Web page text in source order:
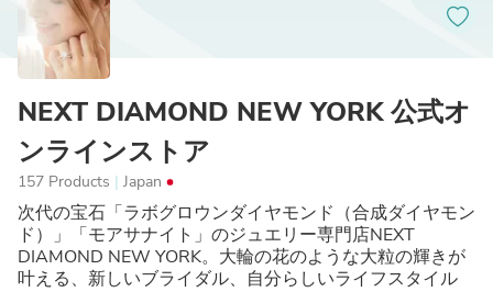
NEXT DIAMOND NEW YORK 公式オ
ンラインストア
157 Products | Japan
次代の宝石「ラボグロウンダイヤモンド（合成ダイヤモン
ド）」「モアサナイト」のジュエリー専門店NEXT
DIAMOND NEW YORK。大輪の花のような大粒の輝きが
叶える、新しいブライダル、自分らしいライフスタイル